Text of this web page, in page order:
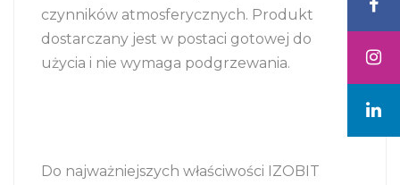
czynników atmosferycznych. Produkt
dostarczany jest w postaci gotowej do
użycia i nie wymaga podgrzewania.
Do najważniejszych właściwości IZOBIT